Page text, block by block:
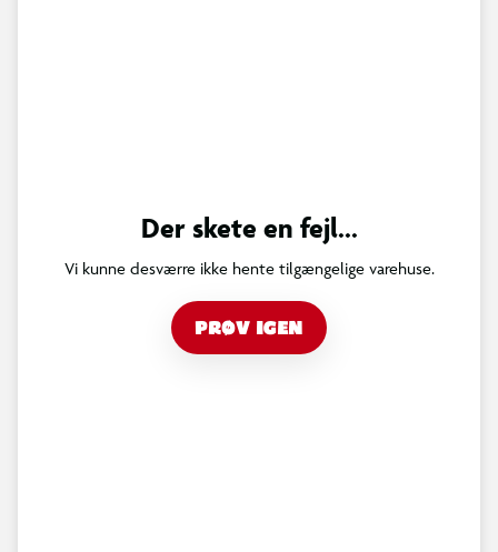
Der skete en fejl...
Vi kunne desværre ikke hente tilgængelige varehuse.
PRØV IGEN